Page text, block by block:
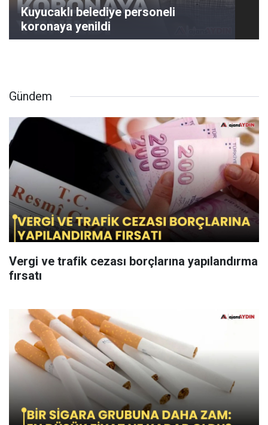
Kuyucaklı belediye personeli
koronaya yenildi
Gündem
Vergi ve trafik cezası borçlarına yapılandırma
fırsatı